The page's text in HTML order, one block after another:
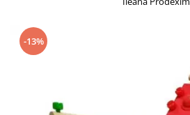
Arte Divinatorii
Astrologie
Dezvoltare Spirituala
-13%